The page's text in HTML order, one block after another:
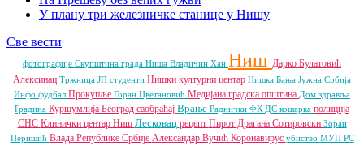
У плану три железничке станице у Нишу
Све вести
фотографије Скупштина града Ниша Владичин Хан Ниш Дарко Булатовић
Алексинац Тржница ЈП студенти Нишки културни центар Нишка Бања Јужна Србија
Инфо фудбал Прокупље Горан Цветановић Медијана градска општина Дом здравља
Градина Куршумлија Београд саобраћај Врање Раднички ФК ДС кошарка полиција
СНС Клинички центар Ниш Лесковац рецепт Пирот Драгана Сотировски Зоран
Перишић Влада Републике Србије Александар Вучић Коронавирус убиство МУП РС